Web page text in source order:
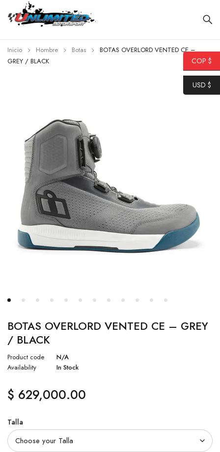
Inicio Hombre Botas
BOTAS OVERLORD VENTED CE –
GREY / BLACK
BOTAS OVERLORD VENTED CE – GREY
/ BLACK
Product code
N/A
Availability
In Stock
$ 629,000.00
Talla
COP $
USD $